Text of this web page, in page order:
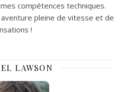
compétences techniques.
pleine de vitesse et de
!
LAWSON